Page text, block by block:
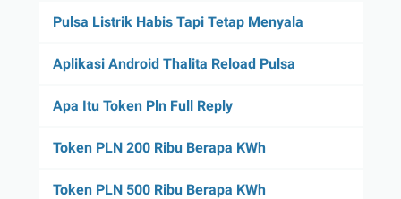
Pulsa Listrik Habis Tapi Tetap Menyala
Aplikasi Android Thalita Reload Pulsa
Apa Itu Token Pln Full Reply
Token PLN 200 Ribu Berapa KWh
Token PLN 500 Ribu Berapa KWh